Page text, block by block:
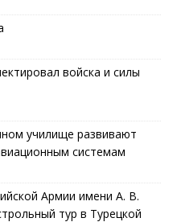
войска и силы
училище развивают
системам
Армии имени А. В.
тур в Турецкой